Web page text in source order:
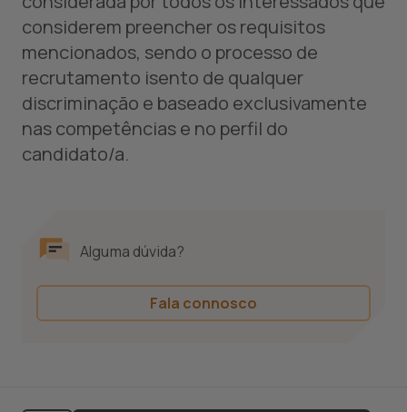
considerem preencher os requisitos
mencionados, sendo o processo de
recrutamento isento de qualquer
discriminação e baseado exclusivamente
nas competências e no perfil do
candidato/a.
Alguma dúvida?
Fala connosco